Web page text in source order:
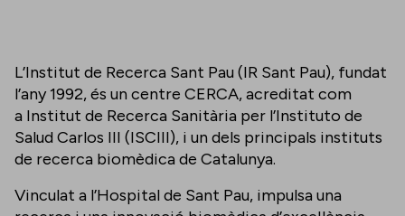
L’Institut de Recerca Sant Pau (IR Sant Pau), fundat
l’any 1992, és un centre CERCA, acreditat com
a Institut de Recerca Sanitària per l’Instituto de
Salud Carlos III (ISCIII), i un dels principals instituts
de recerca biomèdica de Catalunya.
Vinculat a l’Hospital de Sant Pau, impulsa una